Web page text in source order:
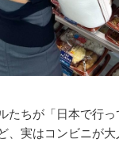
たちが「日本で行っ
、実はコンビニが大